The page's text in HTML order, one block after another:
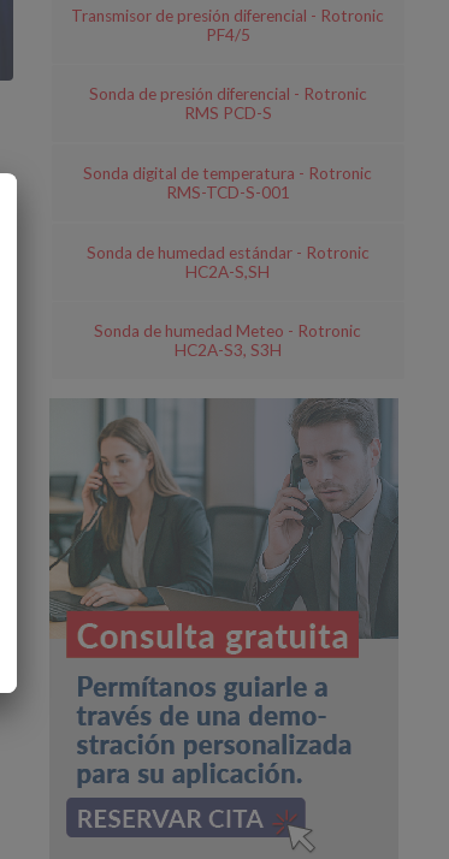
Transmisor de presión diferencial - Rotronic
PF4/5
Sonda de presión diferencial - Rotronic
RMS PCD-S
Sonda digital de temperatura - Rotronic
RMS-TCD-S-001
Sonda de humedad estándar - Rotronic
HC2A-S,SH
Sonda de humedad Meteo - Rotronic
HC2A-S3, S3H